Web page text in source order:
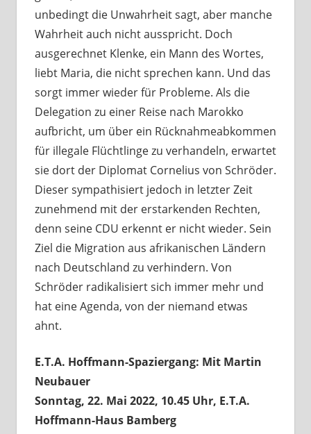
unbedingt die Unwahrheit sagt, aber manche
Wahrheit auch nicht ausspricht. Doch
ausgerechnet Klenke, ein Mann des Wortes,
liebt Maria, die nicht sprechen kann. Und das
sorgt immer wieder für Probleme. Als die
Delegation zu einer Reise nach Marokko
aufbricht, um über ein Rücknahmeabkommen
für illegale Flüchtlinge zu verhandeln, erwartet
sie dort der Diplomat Cornelius von Schröder.
Dieser sympathisiert jedoch in letzter Zeit
zunehmend mit der erstarkenden Rechten,
denn seine CDU erkennt er nicht wieder. Sein
Ziel die Migration aus afrikanischen Ländern
nach Deutschland zu verhindern. Von
Schröder radikalisiert sich immer mehr und
hat eine Agenda, von der niemand etwas
ahnt.
E.T.A. Hoffmann-Spaziergang: Mit Martin
Neubauer
Sonntag, 22. Mai 2022, 10.45 Uhr, E.T.A.
Hoffmann-Haus Bamberg